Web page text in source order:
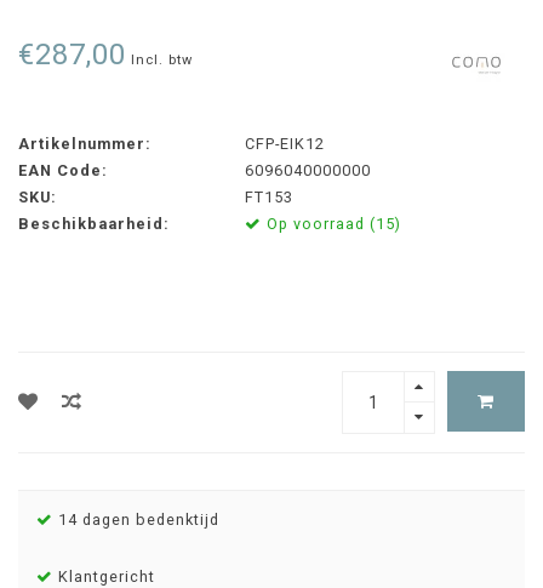
€287,00 Incl. btw
Artikelnummer:
CFP-EIK12
EAN Code:
6096040000000
SKU:
FT153
Beschikbaarheid:
Op voorraad (15)
14 dagen bedenktijd
Klantgericht